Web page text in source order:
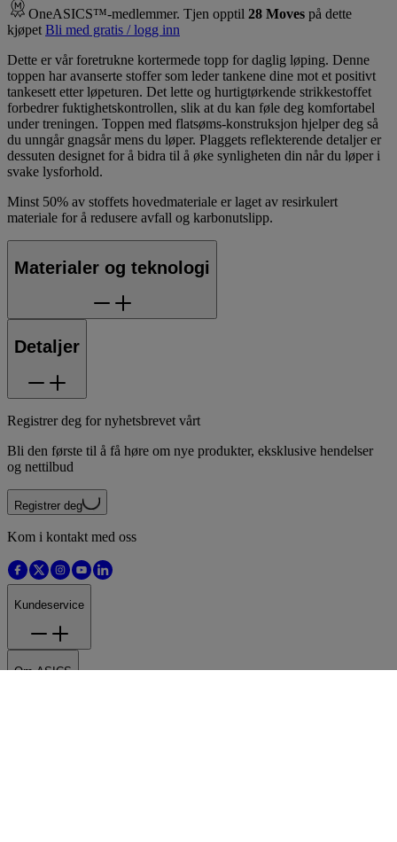
..
OneASICS™-medlemmer. Tjen opptil28 Movespå dette
kjøpet Bli med gratis / logg inn
Dette er vår foretrukne kortermede topp for daglig løping. Denne
toppen har avanserte stoffer som leder tankene dine mot et positivt
tankesett etter løpeturen. Det lette og hurtigtørkende strikkestoffet
forbedrer fuktighetskontrollen, slik at du kan føle deg komfortabel
under treningen. Toppen med flatsøms-konstruksjon hjelper deg så
du unngår gnagsår mens du løper. Plaggets reflekterende detaljer er
dessuten designet for å bidra til å øke synligheten din når du løper i
svake lysforhold.
Minst 50% av stoffets hovedmateriale er laget av resirkulert
materiale for å redusere avfall og karbonutslipp.
Materialer og teknologi
Detaljer
Registrer deg for nyhetsbrevet vårt
Bli den første til å få høre om nye produkter, eksklusive hendelser
og nettilbud
Kom i kontakt med oss
Kundeservice